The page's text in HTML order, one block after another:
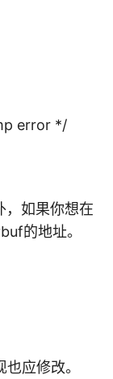
error */
，如果你想在
的地址。
应修改。